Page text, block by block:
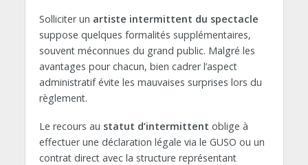
Solliciter un artiste intermittent du spectacle
suppose quelques formalités supplémentaires,
souvent méconnues du grand public. Malgré les
avantages pour chacun, bien cadrer l’aspect
administratif évite les mauvaises surprises lors du
règlement.
Le recours au statut d’intermittent oblige à
effectuer une déclaration légale via le GUSO ou un
contrat direct avec la structure représentant